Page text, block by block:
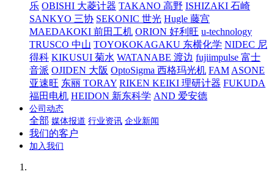
乐 OBISHI 大菱计器 TAKANO 高野 ISHIZAKI 石崎
SANKYO 三协 SEKONIC 世光 Hugle 藤宫
MAEDAKOKI 前田工机 ORION 好利旺 u-technology
TRUSCO 中山 TOYOKOKAGAKU 东横化学 NIDEC 尼
得科 KIKUSUI 菊水 WATANABE 渡边 fujiimpulse 富士
音派 OJIDEN 大阪 OptoSigma 西格玛光机 FAM ASONE
亚速旺 东丽 TORAY RIKEN KEIKI 理研计器 FUKUDA
福田电机 HEIDON 新东科学 AND 爱安德
公司动态
全部 媒体报道 行业资讯 企业新闻
我们的客户
加入我们